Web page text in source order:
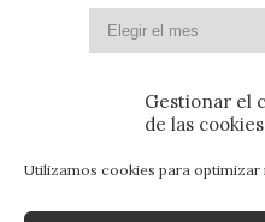
Gestionar el
de las cookies
Utilizamos cookies para